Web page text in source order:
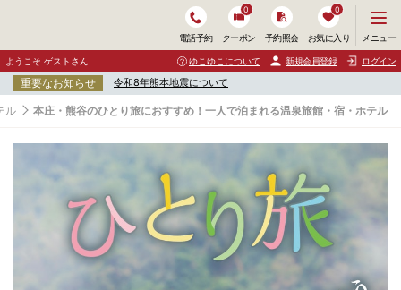
電話予約 クーポン
0
予約照会 お気に入り
0
ニ
ュ
ー
開
く
メニュー
ようこそ ゲストさん ゆこゆこについて 新規会員登録 ログイン
重要なお知らせ 令和8年熊本地震について
ル 本庄・熊谷のひとり旅におすすめ！一人で泊まれる温泉旅館・宿・ホテル